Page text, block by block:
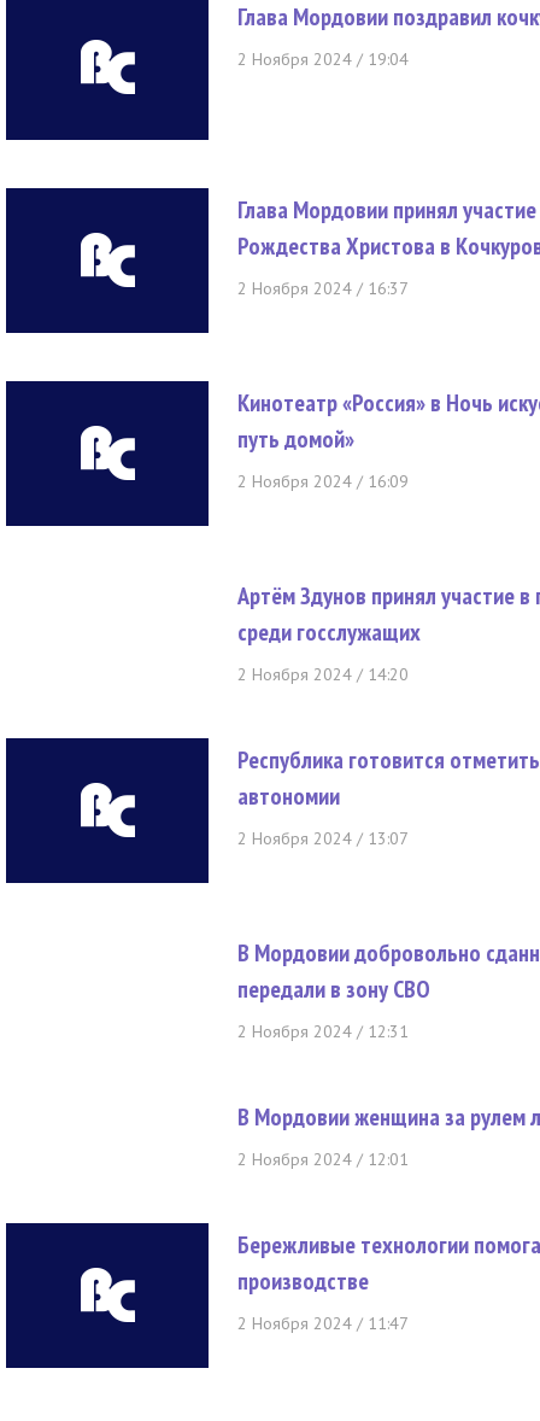
Глава Мордовии поздравил
2 Ноября 2024 / 19:04
Глава Мордовии принял
Рождества Христова в
2 Ноября 2024 / 16:37
Кинотеатр «Россия» в Ночь
путь домой»
2 Ноября 2024 / 16:09
Артём Здунов принял участие
среди госслужащих
2 Ноября 2024 / 14:20
Республика готовится
автономии
2 Ноября 2024 / 13:07
В Мордовии добровольно
передали в зону СВО
2 Ноября 2024 / 12:31
В Мордовии женщина за рулем
2 Ноября 2024 / 12:01
Бережливые технологии
производстве
2 Ноября 2024 / 11:47